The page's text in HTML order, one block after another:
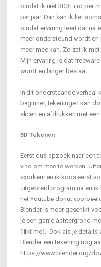
omdat ik niet 300 Euro per
per jaar. Dan kan ik het
omdat ervaring leert dat na
meer ondersteund wordt
meer mee kan. Zo zat ik
Mijn ervaring is dat
wordt en langer bestaat.
In dit onderstaande verhaal
beginner, tekeningen kan
slicen en afdrukken met
3D Tekenen
Eerst dus opzoek naar een
vind om mee te werken.
voorkeur en ik koos eerst
uitgebreid programma en
het Youtube donut
Blender is meer geschikt
je een game achtergrond
(lijkt me). Ook als je details
Blender een tekening nog
https://www.blender.org/